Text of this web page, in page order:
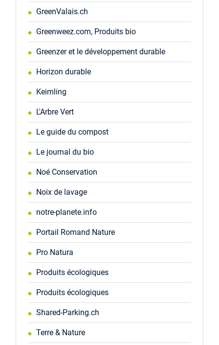
GreenValais.ch
Greenweez.com, Produits bio
Greenzer et le développement durable
Horizon durable
Keimling
L'Arbre Vert
Le guide du compost
Le journal du bio
Noé Conservation
Noix de lavage
notre-planete.info
Portail Romand Nature
Pro Natura
Produits écologiques
Produits écologiques
Shared-Parking.ch
Terre & Nature